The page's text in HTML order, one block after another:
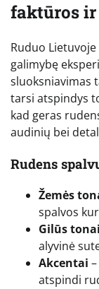
faktūros
Ruduo
galimybę
sluoksniavimas
tarsi atspindys
kad geras
audinių bei
Rudens
Žemės
spalvos
Gilūs tonai
alyvinė
Akcentai
atspindi